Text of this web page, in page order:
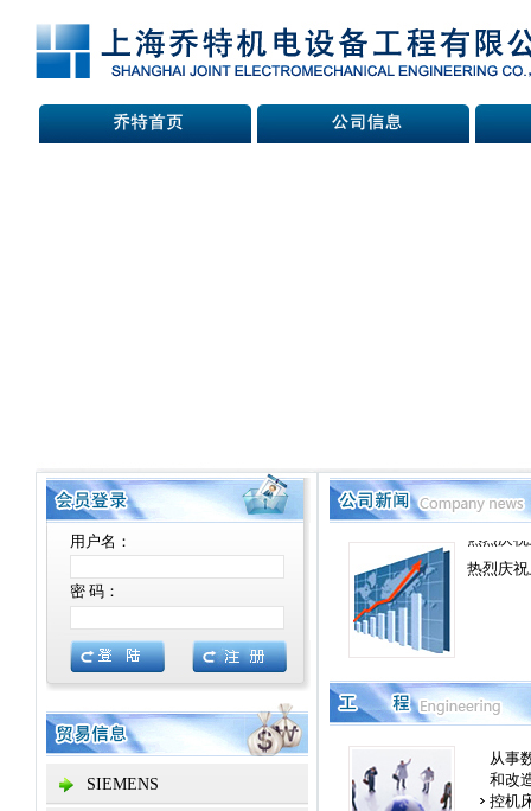
用户名：
密 码：
SIEMENS
热烈庆
热烈庆
从事
和改
控机